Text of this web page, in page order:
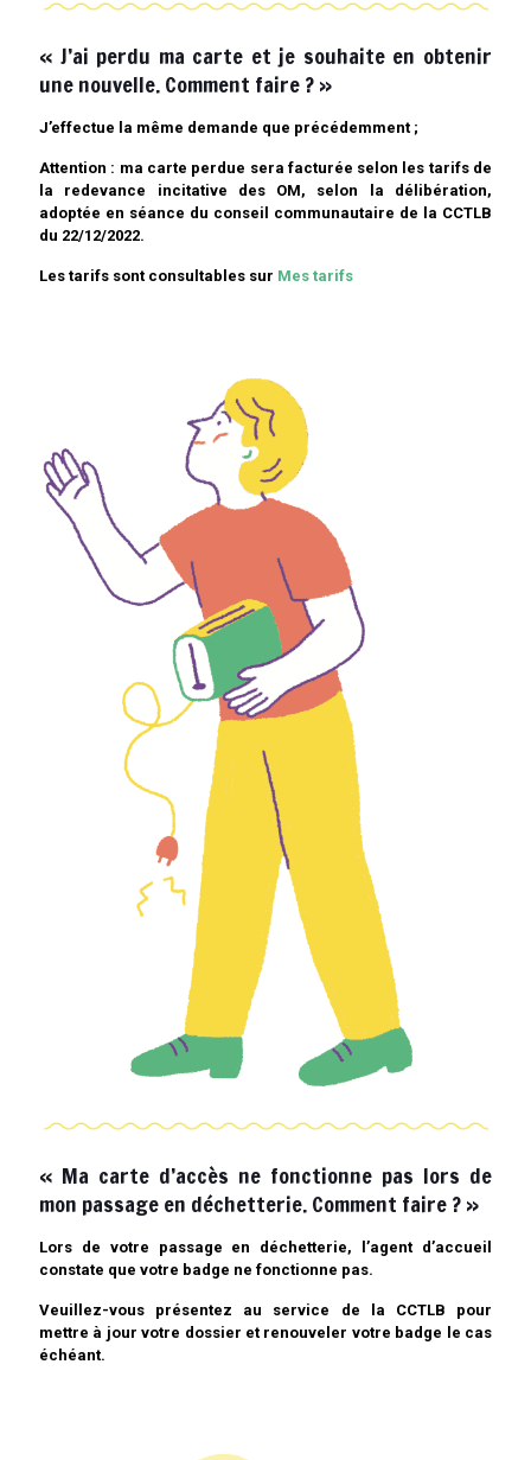
« J’ai perdu ma carte et je souhaite en obtenir
une nouvelle. Comment faire ? »
J’effectue la même demande que précédemment ;
Attention : ma carte perdue sera facturée selon les tarifs de
la redevance incitative des OM, selon la délibération,
adoptée en séance du conseil communautaire de la CCTLB
du 22/12/2022.
Les tarifs sont consultables sur Mes tarifs
« Ma carte d’accès ne fonctionne pas lors de
mon passage en déchetterie. Comment faire ? »
Lors de votre passage en déchetterie, l’agent d’accueil
constate que votre badge ne fonctionne pas.
Veuillez-vous présentez au service de la CCTLB pour
mettre à jour votre dossier et renouveler votre badge le cas
échéant.